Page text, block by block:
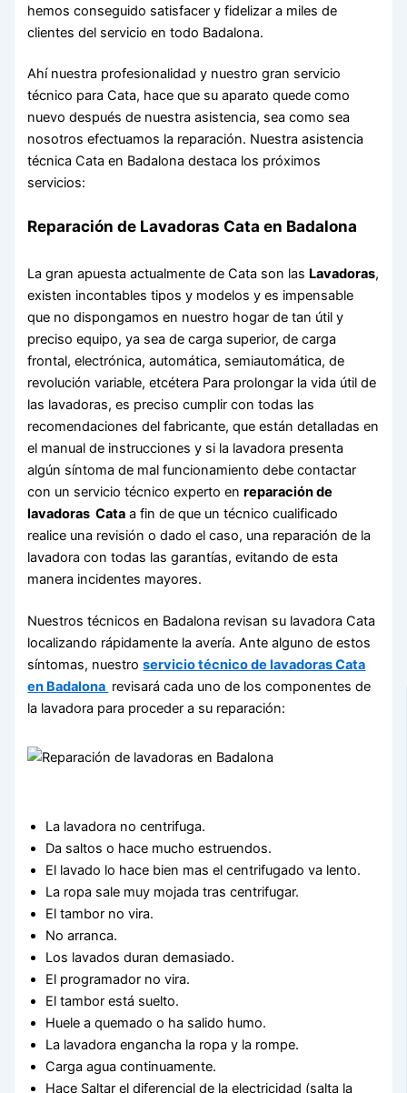
hemos conseguido satisfacer y fidelizar a miles de
clientes del servicio en todo Badalona.
Ahí nuestra profesionalidad y nuestro gran servicio
técnico para Cata, hace que su aparato quede como
nuevo después de nuestra asistencia, sea como sea
nosotros efectuamos la reparación. Nuestra asistencia
técnica Cata en Badalona destaca los próximos
servicios:
Reparación de Lavadoras Cata en Badalona
La gran apuesta actualmente de Cata son las Lavadoras,
existen incontables tipos y modelos y es impensable
que no dispongamos en nuestro hogar de tan útil y
preciso equipo, ya sea de carga superior, de carga
frontal, electrónica, automática, semiautomática, de
revolución variable, etcétera Para prolongar la vida útil de
las lavadoras, es preciso cumplir con todas las
recomendaciones del fabricante, que están detalladas en
el manual de instrucciones y si la lavadora presenta
algún síntoma de mal funcionamiento debe contactar
con un servicio técnico experto enreparación de
lavadoras Cata a fin de que un técnico cualificado
realice una revisión o dado el caso, una reparación de la
lavadora con todas las garantías, evitando de esta
manera incidentes mayores.
Nuestros técnicos en Badalona revisan su lavadora Cata
localizando rápidamente la avería. Ante alguno de estos
síntomas, nuestroservicio técnico de lavadoras Cata
en Badalona revisará cada uno de los componentes de
la lavadora para proceder a su reparación:
La lavadora no centrifuga.
Da saltos o hace mucho estruendos.
El lavado lo hace bien mas el centrifugado va lento.
La ropa sale muy mojada tras centrifugar.
El tambor no vira.
No arranca.
Los lavados duran demasiado.
El programador no vira.
El tambor está suelto.
Huele a quemado o ha salido humo.
La lavadora engancha la ropa y la rompe.
Carga agua continuamente.
Hace Saltar el diferencial de la electricidad (salta la